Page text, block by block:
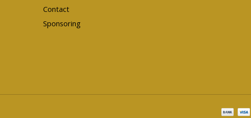
Contact
Sponsoring